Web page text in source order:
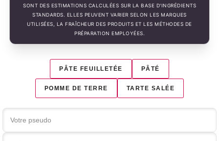
SONT DES ESTIMATIONS CALCULÉES SUR LA BASE D'INGRÉDIENTS
STANDARDS. ELLES PEUVENT VARIER SELON LES MARQUES
UTILISÉES, LA FRAÎCHEUR DES PRODUITS ET LES MÉTHODES DE
PRÉPARATION EMPLOYÉES.
PÂTE FEUILLETÉE PÂTÉ
POMME DE TERRE TARTE SALÉE